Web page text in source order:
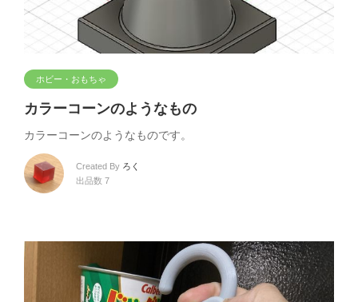
ホビー・おもちゃ
カラーコーンのようなもの
カラーコーンのようなものです。
Created By ろく
出品数 7